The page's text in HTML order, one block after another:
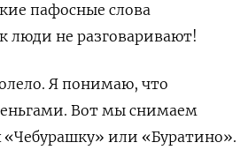
на The
в Telegram —
пафосные слова
люди не разговаривают!
Я понимаю, что
Вот мы снимаем
или «Буратино».